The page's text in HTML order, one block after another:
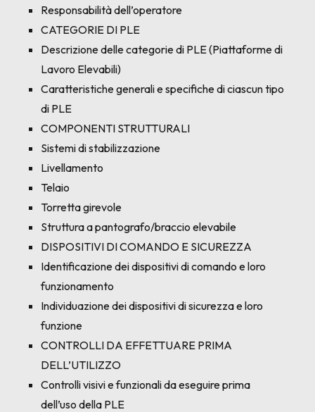
Responsabilità dell’operatore
CATEGORIE DI PLE
Descrizione delle categorie di PLE (Piattaforme di
Lavoro Elevabili)
Caratteristiche generali e specifiche di ciascun tipo
di PLE
COMPONENTI STRUTTURALI
Sistemi di stabilizzazione
Livellamento
Telaio
Torretta girevole
Struttura a pantografo/braccio elevabile
DISPOSITIVI DI COMANDO E SICUREZZA
Identificazione dei dispositivi di comando e loro
funzionamento
Individuazione dei dispositivi di sicurezza e loro
funzione
CONTROLLI DA EFFETTUARE PRIMA
DELL’UTILIZZO
Controlli visivi e funzionali da eseguire prima
dell’uso della PLE